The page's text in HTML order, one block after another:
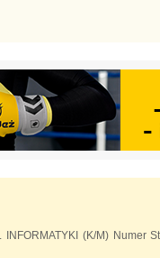
(K/M) Numer